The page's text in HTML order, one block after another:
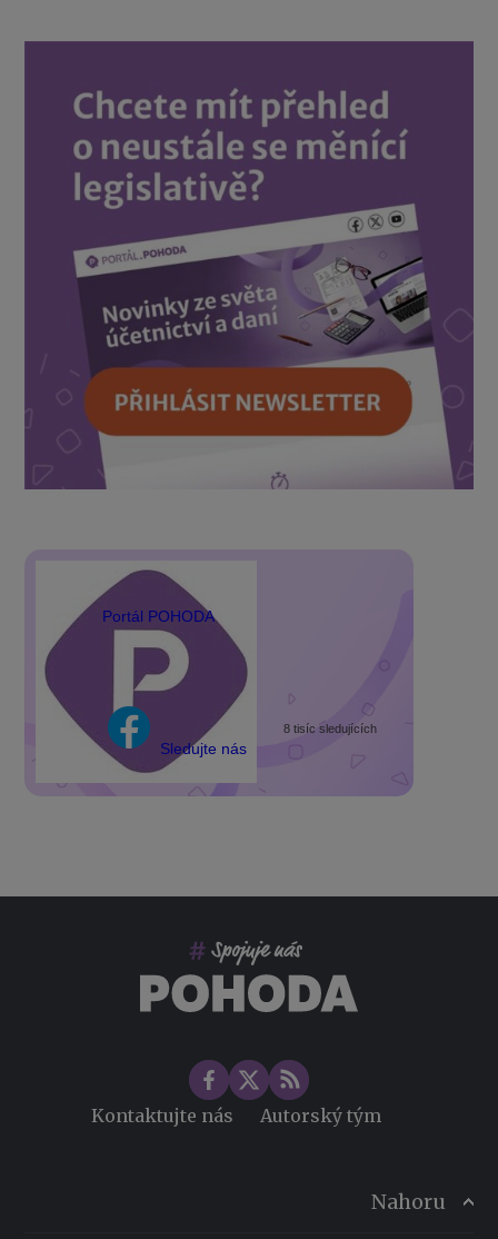
Portál POHODA
Sledujte nás
8 tisíc sledujících
Kontaktujte nás Autorský tým
Nahoru